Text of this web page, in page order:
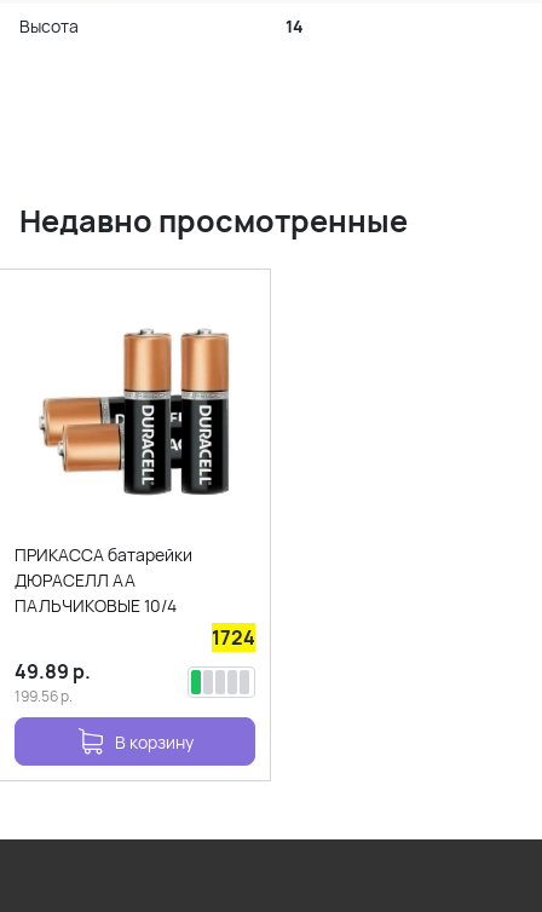
Высота
14
Недавно просмотренные
ПРИКАССА батарейки
ДЮРАСЕЛЛ АА
ПАЛЬЧИКОВЫЕ 10/4
1724
49.89 р.
199.56р.
В корзину